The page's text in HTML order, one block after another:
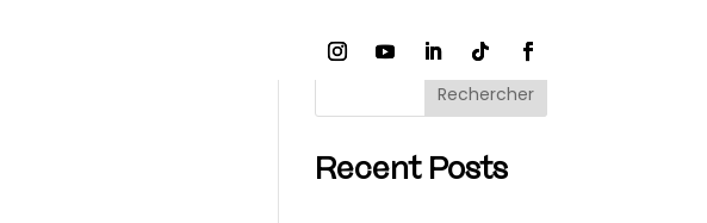
Rechercher
Recent Posts